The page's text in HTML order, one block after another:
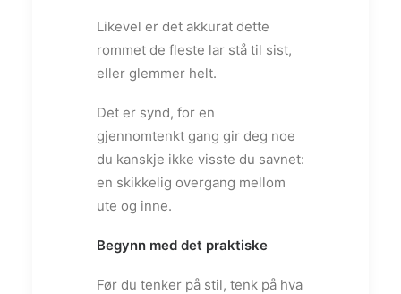
Likevel er det akkurat dette
rommet de fleste lar stå til sist,
eller glemmer helt.
Det er synd, for en
gjennomtenkt gang gir deg noe
du kanskje ikke visste du savnet:
en skikkelig overgang mellom
ute og inne.
Begynn med det praktiske
Før du tenker på stil, tenk på hva